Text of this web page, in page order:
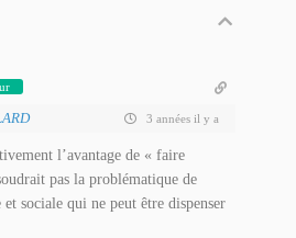
3 années il y a
l’avantage de « faire
pas la problématique de
sociale qui ne peut être dispenser